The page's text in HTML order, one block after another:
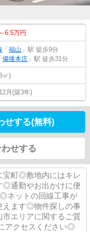
6.5万円
「 福山 」駅 徒歩9分
「 備後本庄 」駅 徒歩31分
㎡)
月(築3年)
せする(無料)
せする
宝町◎敷地内にはキレ
◎通勤やお出かけに便
ネットの回線工事が
えます◎物件探しの事
エリアに関するご質
アクセスください◎